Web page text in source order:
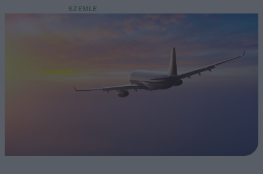
SZEMLE